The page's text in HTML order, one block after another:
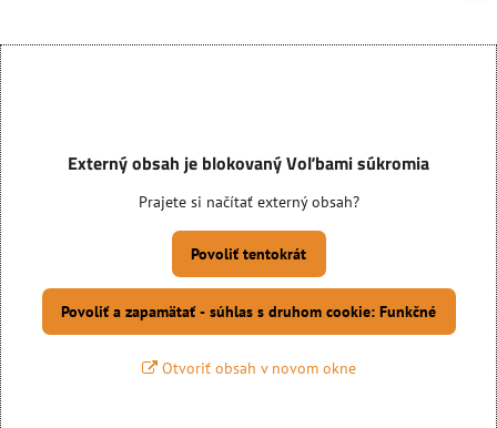
Externý obsah je blokovaný Voľbami súkromia
Prajete si načítať externý obsah?
Povoliť tentokrát
Povoliť a zapamätať - súhlas s druhom cookie: Funkčné
Otvoriť obsah v novom okne